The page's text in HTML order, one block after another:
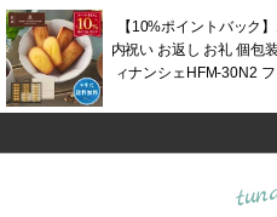
【10%ポイントバック
内祝い お返し お礼 個包
ィナンシェHFM-30N2